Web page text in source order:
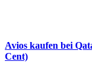
Avios kaufen bei
Cent)